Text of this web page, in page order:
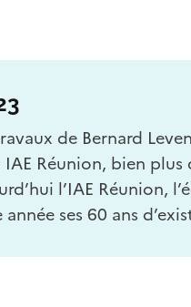
de Bernard
IAE Réunion, bien
l’IAE Réunion,
ses 60 ans